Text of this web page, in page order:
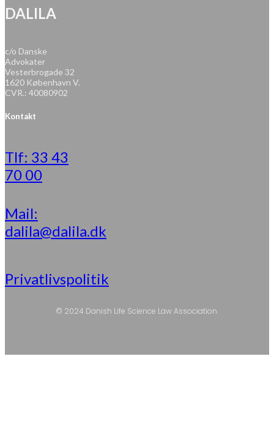
DALILA
c/o Danske
Advokater
Vesterbrogade 32
1620 København V.
CVR.: 40080902
Kontakt
Tlf: 33 43
70 00
Mail:
dalila@dalila.dk
Privatlivspolitik
© 2024 Danish Life Science Law Association.